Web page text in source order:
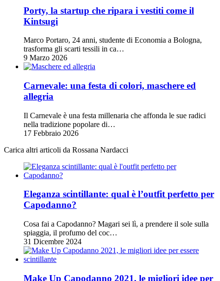
Porty, la startup che ripara i vestiti come il
Kintsugi
Marco Portaro, 24 anni, studente di Economia a Bologna,
trasforma gli scarti tessili in ca…
9 Marzo 2026
Carnevale: una festa di colori, maschere ed
allegria
Il Carnevale è una festa millenaria che affonda le sue radici
nella tradizione popolare di…
17 Febbraio 2026
Carica altri articoli da Rossana Nardacci
Eleganza scintillante: qual è l’outfit perfetto per
Capodanno?
Cosa fai a Capodanno? Magari sei lì, a prendere il sole sulla
spiaggia, il profumo del coc…
31 Dicembre 2024
Make Up Capodanno 2021, le migliori idee per